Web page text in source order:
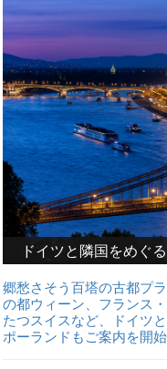
ドイツと隣国をめぐ
郷愁さそう百塔の古都プ
の都ウィーン、フランス
たつスイスなど、ドイツ
ポーランドもご案内を開